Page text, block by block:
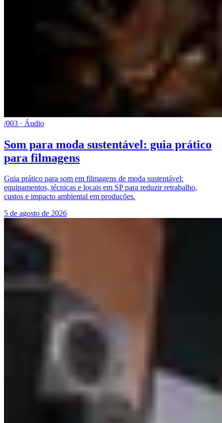
/003 · Áudio
Som para moda sustentável: guia prático
para filmagens
Guia prático para som em filmagens de moda sustentável:
equipamentos, técnicas e locais em SP para reduzir retrabalho,
custos e impacto ambiental em produções.
5 de agosto de 2026